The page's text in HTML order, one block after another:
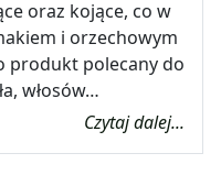
oraz kojące, co w
i orzechowym
produkt polecany do
włosów…
Czytaj dalej...